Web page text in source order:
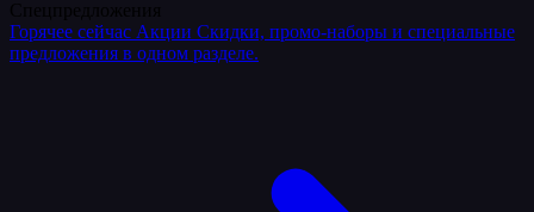
Горячее сейчас Акции Скидки, промо-наборы и специальные
предложения в одном разделе.